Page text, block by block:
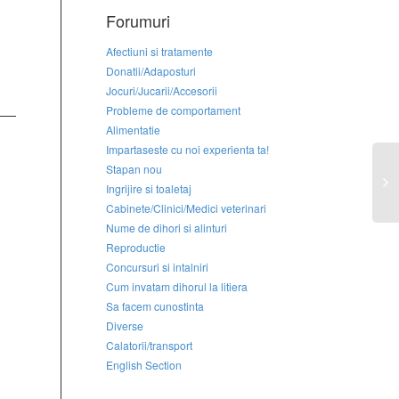
Forumuri
Afectiuni si tratamente
Donatii/Adaposturi
Jocuri/Jucarii/Accesorii
Probleme de comportament
Alimentatie
Impartaseste cu noi experienta ta!
Stapan nou
Ingrijire si toaletaj
Cabinete/Clinici/Medici veterinari
Nume de dihori si alinturi
Reproductie
Concursuri si intalniri
Cum invatam dihorul la litiera
Sa facem cunostinta
Diverse
Calatorii/transport
English Section